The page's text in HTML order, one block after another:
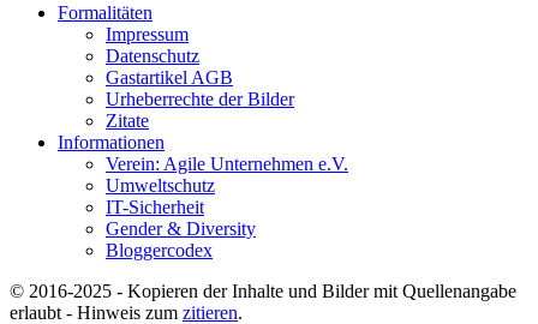
Formalitäten
Impressum
Datenschutz
Gastartikel AGB
Urheberrechte der Bilder
Zitate
Informationen
Verein: Agile Unternehmen e.V.
Umweltschutz
IT-Sicherheit
Gender & Diversity
Bloggercodex
© 2016-2025 - Kopieren der Inhalte und Bilder mit Quellenangabe
erlaubt - Hinweis zum zitieren.